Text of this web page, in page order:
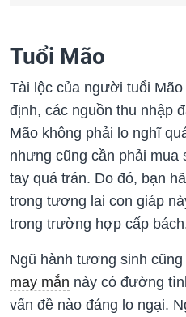
Tuổi Mão
Tài lộc của người tuổi
định, các nguồn thu nhập
Mão không phải lo nghĩ
nhưng cũng cần phải mua
tay quá trán. Do đó, bạn
trong tương lai con giáp
trong trường hợp cấp
Ngũ hành tương sinh
may mắn này có đường
vấn đề nào đáng lo ngại.